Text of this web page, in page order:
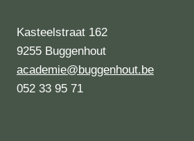
Kasteelstraat 162
9255 Buggenhout
academie@buggenhout.be
052 33 95 71